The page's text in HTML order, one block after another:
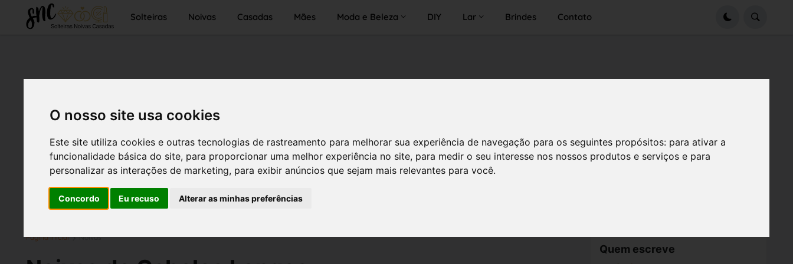
O nosso site usa cookies
Este site utiliza cookies e outras tecnologias de rastreamento para melhorar sua experiência de navegação para os seguintes propósitos: para ativar a
funcionalidade básica do site, para proporcionar uma melhor experiência no site, para medir o seu interesse nos nossos produtos e serviços e para
personalizar as interações de marketing, para exibir anúncios que sejam mais relevantes para você.
Concordo Eu recuso Alterar as minhas preferências
Solteiras Noivas Casadas Mães Moda e Beleza DIY Lar Brindes Contato
Página inicial Noivas
Quem escreve